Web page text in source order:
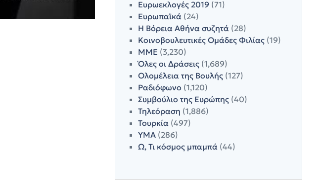
Ευρωεκλογές 2019 (71)
Ευρωπαϊκά(24)
Η Βόρεια Αθήνα συζητά(28)
Κοινοβουλευτικές Ομάδες Φιλίας(19)
ΜΜΕ (3,230)
Όλες οι Δράσεις(1,689)
Ολομέλεια της Βουλής(127)
Ραδιόφωνο (1,120)
Συμβούλιο της Ευρώπης(40)
Τηλεόραση (1,886)
Τουρκία(497)
ΥΜΑ(286)
Ω, Τι κόσμος μπαμπά(44)